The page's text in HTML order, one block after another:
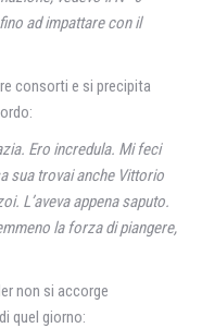
ad impattare con il
consorti e si precipita
Ero incredula. Mi feci
sua trovai anche Vittorio
L’aveva appena saputo.
la forza di piangere,
non si accorge
quel giorno: